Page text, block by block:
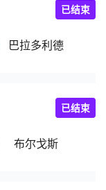
巴拉多利德
已结束
布尔戈斯
已结束